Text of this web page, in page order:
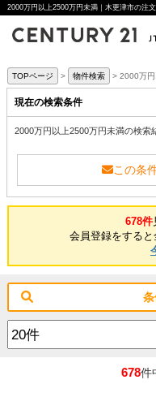
2000万円以上2500万円未満｜木更津市の注
TOPページ 物件検索 2000万
現在の検索条件
2000万円以上2500万円未満の検索
この条
678件
会員登録をすると
678件